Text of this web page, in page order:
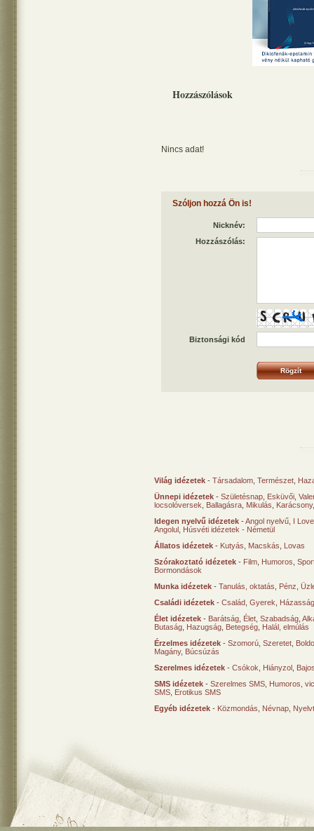
Hozzászólások
Nincs adat!
Szóljon hozzá Ön is!
Nicknév:
Hozzászólás:
Biztonsági kód
Világ idézetek - Társadalom Természet
Ünnepi idézetek - Születésnap Esküvői
locsolóversek
Ballagásra Mikulás Karácsony
Idegen nyelvű idézetek -Angol nyelvű I
Angolul Húsvéti idézetek - Németül
Állatos idézetek - Kutyás Macskás
Lovas
Szórakoztató idézetek - Film Humoros
Bormondások
Munka idézetek - Tanulás, oktatás Pénz
Családi idézetek - Család Gyerek
Élet idézetek - Barátság Élet Szabadság
Butaság Hazugság Betegség Halál, elmúlás
Érzelmes idézetek - Szomorú Szeretet
Magány, Búcsúzás
Szerelmes idézetek - Csókok Hiányzol
SMS idézetek - Szerelmes SMS Humoros,
SMS Erotikus SMS
Egyéb idézetek - Közmondás Névnap